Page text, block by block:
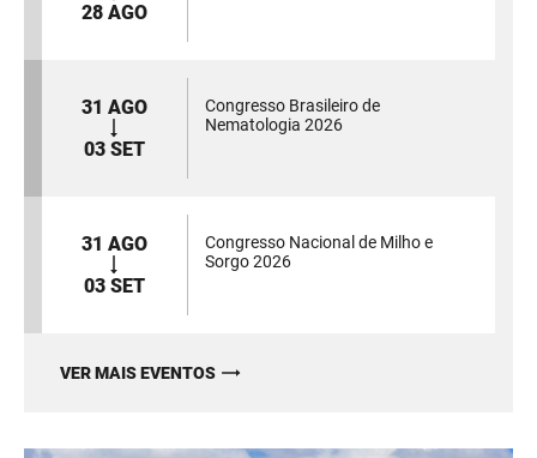
28 AGO
31 AGO
03 SET
Congresso Brasileiro de
Nematologia 2026
31 AGO
03 SET
Congresso Nacional de Milho e
Sorgo 2026
VER MAIS EVENTOS